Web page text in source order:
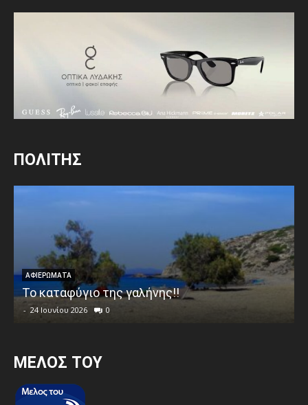
ΠΟΛΙΤΗΣ
ΑΦΙΕΡΩΜΑΤΑ
Το καταφύγιο της γαλήνης!!
- 24 Ιουνίου 2026 0
MEΛΟΣ ΤΟΥ